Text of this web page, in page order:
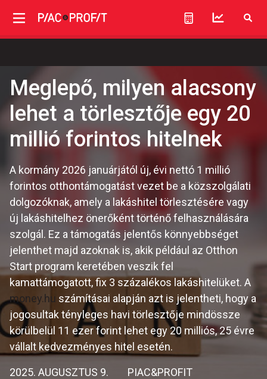
Meglepő, milyen alacsony
lehet a törlesztője egy 20
millió forintos hitelnek
A kormány 2026 januárjától új, évi nettó 1 millió
forintos otthontámogatást vezet be a közszolgálati
dolgozóknak, amely a lakáshitel törlesztésére vagy
új lakáshitelhez önerőként történő felhasználására
szolgál. Ez a támogatás jelentős könnyebbséget
jelenthet majd azoknak is, akik például az Otthon
Start program keretében veszik fel
kamattámogatott, fix 3 százalékos lakáshitelüket. A
money.hu számításai alapján azt is jelentheti, hogy a
jogosultak tényleges havi törlesztője mindössze
körülbelül 11 ezer forint lehet egy 20 milliós, 25 évre
vállalt kedvezményes hitel esetén.
2025. AUGUSZTUS 9. PIAC&PROFIT